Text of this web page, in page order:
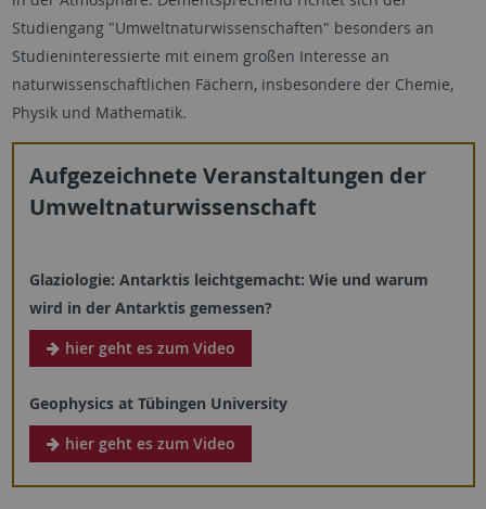
Studiengang "Umweltnaturwissenschaften" besonders an
Studieninteressierte mit einem großen Interesse an
naturwissenschaftlichen Fächern, insbesondere der Chemie,
Physik und Mathematik.
Aufgezeichnete Veranstaltungen der
Umweltnaturwissenschaft
Glaziologie: Antarktis leichtgemacht: Wie und warum
wird in der Antarktis gemessen?
hier geht es zum Video
Geophysics at Tübingen University
hier geht es zum Video